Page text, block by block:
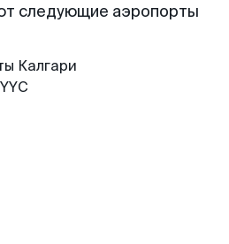
следующие аэропорты
Калгари
YYC